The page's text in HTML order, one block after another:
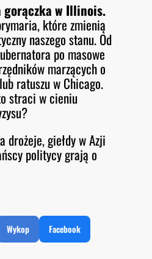
gorączka w Illinois.
które zmienią
naszego stanu. Od
po masowe
marzących o
ratuszu w Chicago.
straci w cieniu
drożeje, giełdy w Azji
politycy grają o
Wykop Facebook